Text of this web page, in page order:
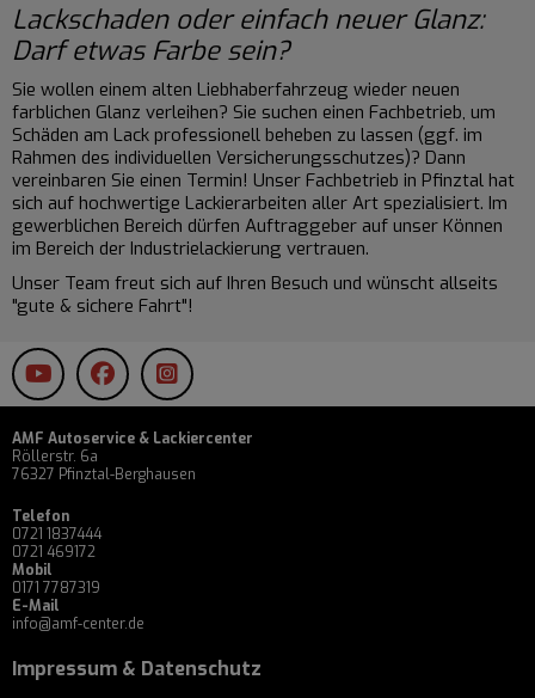
Lackschaden oder einfach neuer Glanz:
Darf etwas Farbe sein?
Sie wollen einem alten Liebhaberfahrzeug wieder neuen
farblichen Glanz verleihen? Sie suchen einen Fachbetrieb, um
Schäden am Lack professionell beheben zu lassen (ggf. im
Rahmen des individuellen Versicherungsschutzes)? Dann
vereinbaren Sie einen Termin! Unser Fachbetrieb in Pfinztal hat
sich auf hochwertige Lackierarbeiten aller Art spezialisiert. Im
gewerblichen Bereich dürfen Auftraggeber auf unser Können
im Bereich der Industrielackierung vertrauen.
Unser Team freut sich auf Ihren Besuch und wünscht allseits
"gute & sichere Fahrt"!
AMF Autoservice & Lackiercenter
Röllerstr. 6a
76327 Pfinztal-Berghausen
Telefon
0721 1837444
0721 469172
Mobil
0171 7787319
E-Mail
info@amf-center.de
Impressum & Datenschutz